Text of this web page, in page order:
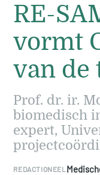
RE-
vormt
van de
Prof. dr. ir.
biomedisch
expert,
REDACTIONEEL